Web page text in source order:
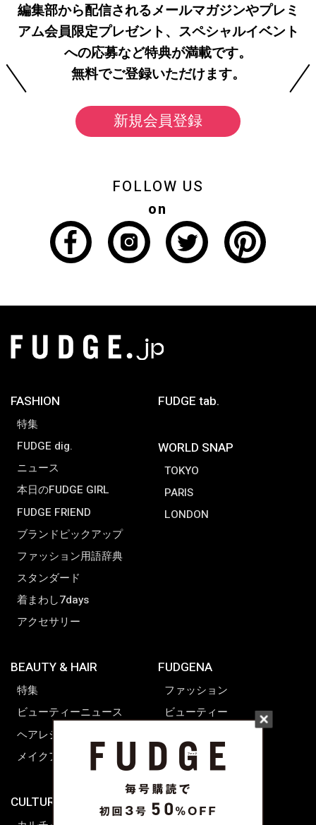
編集部から配信されるメールマガジンやプレミ
アム会員限定プレゼント、スペシャルイベント
への応募など特典が満載です。
無料でご登録いただけます。
新規会員登録
FOLLOW US
on
FASHION
特集
FUDGE dig.
ニュース
本日のFUDGE GIRL
FUDGE FRIEND
ブランドピックアップ
ファッション用語辞典
スタンダード
着まわし7days
アクセサリー
FUDGE tab.
WORLD SNAP
TOKYO
PARIS
LONDON
BEAUTY & HAIR
特集
ビューティーニュース
ヘアレシピ ストーリーズ
メイクアップティップス
CULTURE & LIFE
FUDGENA
ファッション
ビューティー
ライフスタイル